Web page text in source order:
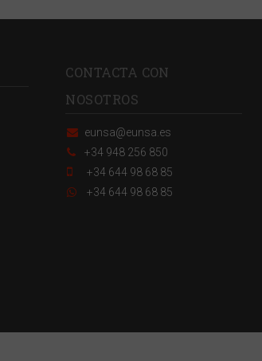
CONTACTA CON
NOSOTROS
eunsa@eunsa.es
+34 948 256 850
+34 644 98 68 85
+34 644 98 68 85